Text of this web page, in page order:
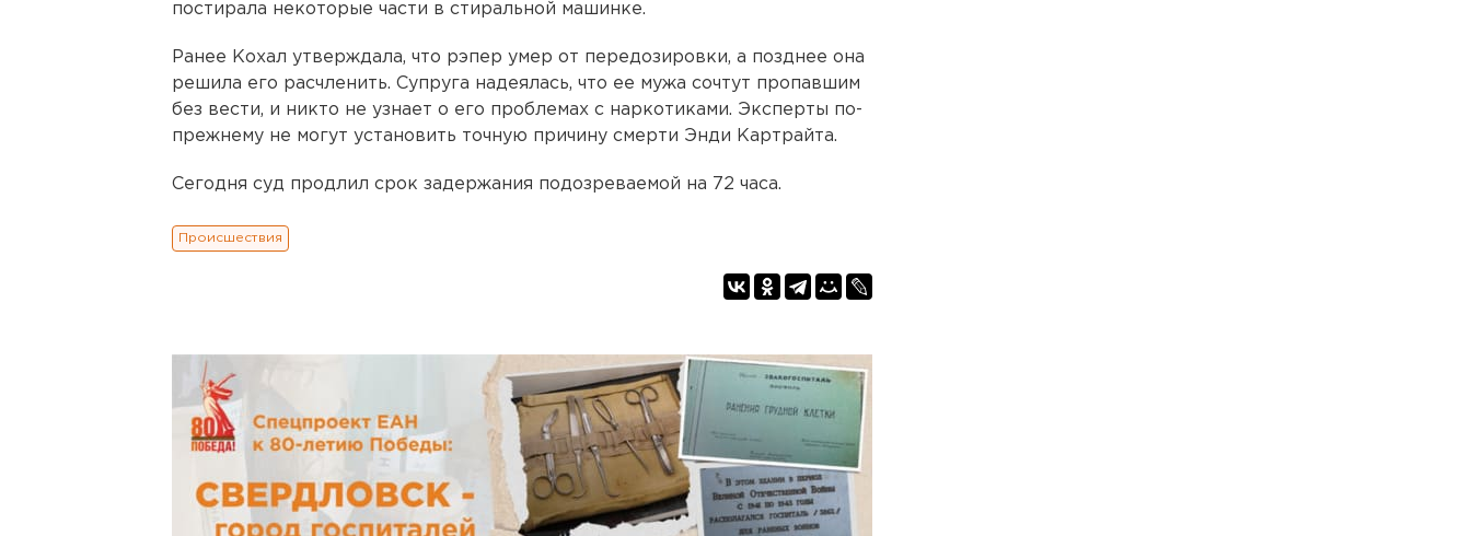
постирала некоторые части в стиральной машинке.
Ранее Кохал утверждала, что рэпер умер от передозировки, а позднее она
решила его расчленить. Супруга надеялась, что ее мужа сочтут пропавшим
без вести, и никто не узнает о его проблемах с наркотиками. Эксперты по-
прежнему не могут установить точную причину смерти Энди Картрайта.
Сегодня суд продлил срок задержания подозреваемой на 72 часа.
Происшествия